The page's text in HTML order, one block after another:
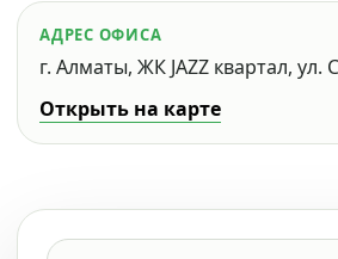
АДРЕС ОФИСА
г. Алматы, ЖК JAZZ квартал, ул.
Открыть на карте